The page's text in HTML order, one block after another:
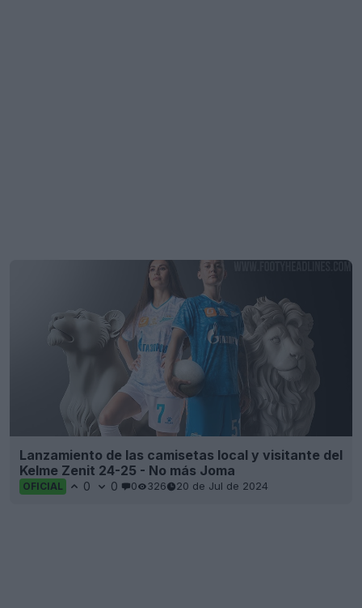
Lanzamiento de las camisetas local y visitante del
Kelme Zenit 24-25 - No más Joma
OFICIAL 0 0 0 326 20 de Jul de 2024